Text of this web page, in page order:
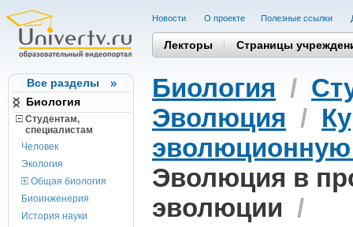
Все разделы
Биология
Студентам,
cпециалистам
Человек
Экология
Общая биология
Биоинженерия
История науки
Новости О проекте Полезные cсылки
Лекторы Страницы
Биология /
Эволюция /
Эволюция в
эволюции /